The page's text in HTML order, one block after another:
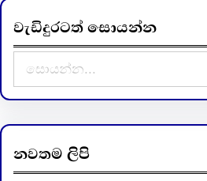
වැඩිදුරටත් සොයන්න
e
a
r
c
h
නවතම ලිපි